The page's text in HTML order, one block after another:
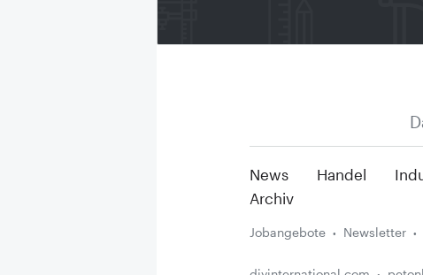
News Handel
Archiv
Jobangebote Newsletter